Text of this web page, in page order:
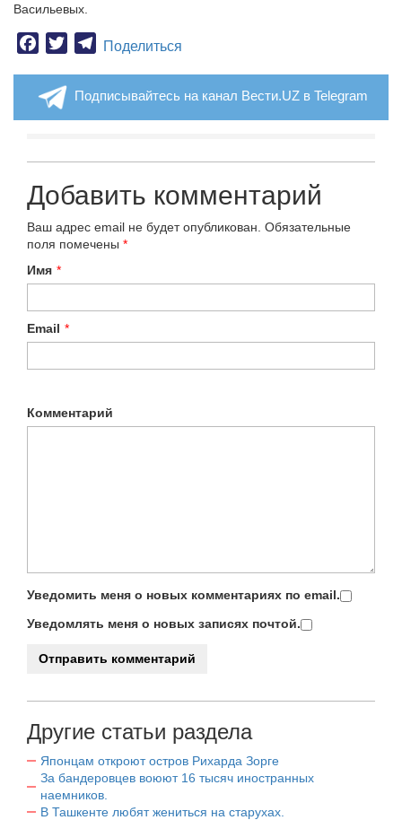
Васильевых.
Facebook
TwitterTelegram
Поделиться
Подписывайтесь на канал Вести.UZ в Telegram
Добавить комментарий
Ваш адрес email не будет опубликован. Обязательные
поля помечены *
Имя *
Email *
Комментарий
Уведомить меня о новых комментариях по email.
Уведомлять меня о новых записях почтой.
Другие статьи раздела
Японцам откроют остров Рихарда Зорге
За бандеровцев воюют 16 тысяч иностранных
наемников.
В Ташкенте любят жениться на старухах.